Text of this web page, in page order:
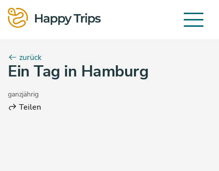
zurück
Ein Tag in Hamburg
ganzjährig
Teilen